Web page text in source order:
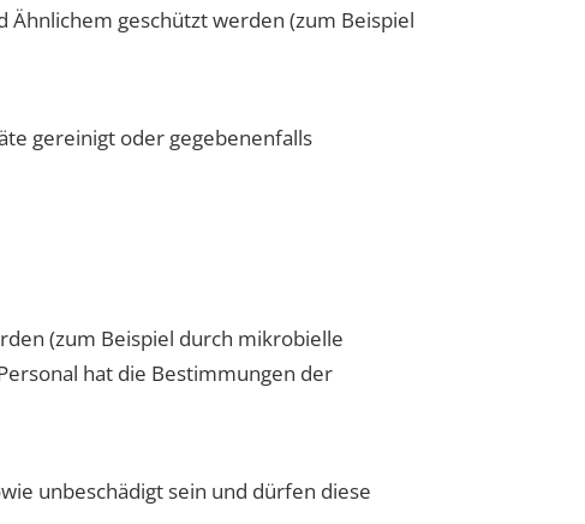
Ähnlichem geschützt werden (zum Beispiel
gereinigt oder gegebenenfalls
(zum Beispiel durch mikrobielle
hat die Bestimmungen der
unbeschädigt sein und dürfen diese